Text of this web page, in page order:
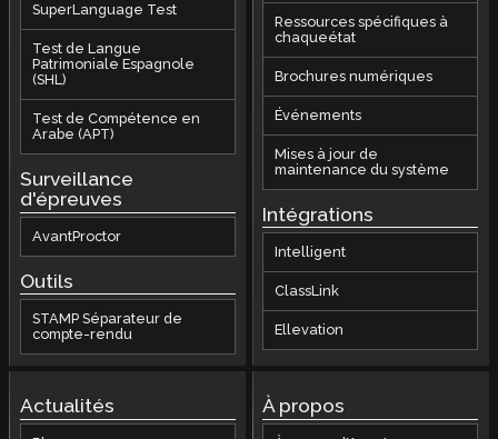
SuperLanguage Test
Test de Langue
Patrimoniale Espagnole
(SHL)
Test de Compétence en
Arabe (APT)
Surveillance
d'épreuves
AvantProctor
Outils
STAMP Séparateur de
compte-rendu
Ressources spécifiques à
chaqueétat
Brochures numériques
Événements
Mises à jour de
maintenance du système
Intégrations
Intelligent
ClassLink
Ellevation
Actualités À propos